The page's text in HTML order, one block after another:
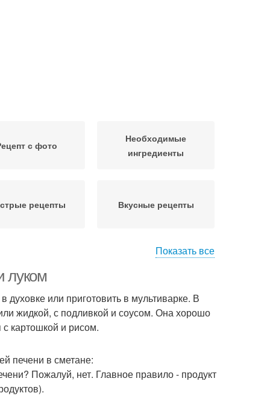
с фото
Необходимые
ингредиенты
рецепты Вкусные рецепты
Показать все
луком
или приготовить в мультиварке. В
жидкой, с подливкой и соусом. Она хорошо
картошкой и рисом.
печени в сметане:
Пожалуй, нет. Главное правило - продукт